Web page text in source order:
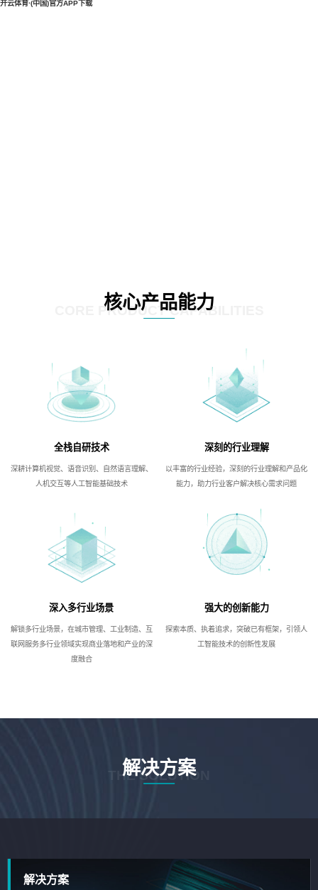
开云体育·(中国)官方APP下载
核心产品能力
CORE PRODUCT CAPABILITIES
全栈自研技术
深耕计算机视觉、语音识别、自然语言理解、
人机交互等人工智能基础技术
深刻的行业理解
以丰富的行业经验，深刻的行业理解和产品化
能力，助力行业客户解决核心需求问题
深入多行业场景
解锁多行业场景，在城市管理、工业制造、互
联网服务多行业领域实现商业落地和产业的深
度融合
强大的创新能力
探索本质、执着追求，突破已有框架，引领人
工智能技术的创新性发展
解决方案
THE SOLUTION
解决方案